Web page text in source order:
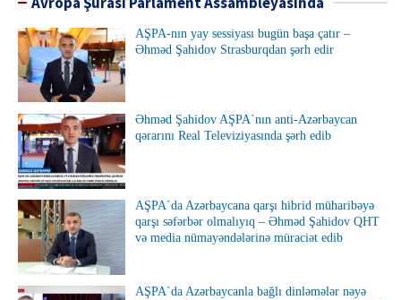
AŞPA-nın yay sessiyası bugün başa çatır –
Əhməd Şahidov Strasburqdan şərh edir
Əhməd Şahidov AŞPA`nın anti-Azərbaycan
qərarını Real Televiziyasında şərh edib
AŞPA`da Azərbaycana qarşı hibrid müharibəyə
qarşı səfərbər olmalıyıq – Əhməd Şahidov QHT
və media nümayəndələrinə müraciət edib
AŞPA`da Azərbaycanla bağlı dinləmələr nəyə